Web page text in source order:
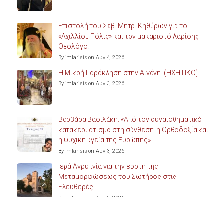
Επιστολή του Σεβ. Μητρ. Κηθύρων για το
«Αχιλλίου Πόλις» και τον μακαριστό Λαρίσης
Θεολόγο.
By imlarisis on Αυγ 4, 2026
Η Μικρή Παράκληση στην Αιγάνη. (ΗΧΗΤΙΚΟ)
By imlarisis on Αυγ 3, 2026
Βαρβάρα Βασιλάκη: «Από τον συναισθηματικό
κατακερματισμό στη σύνθεση: η Ορθοδοξία και
η ψυχική υγεία της Ευρώπης».
By imlarisis on Αυγ 3, 2026
Ιερά Αγρυπνία για την εορτή της
Μεταμορφώσεως του Σωτήρος στις
Ελευθερές.